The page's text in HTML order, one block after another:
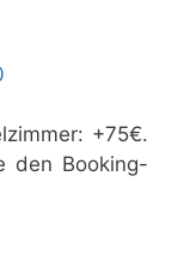
+75€.
den Booking-